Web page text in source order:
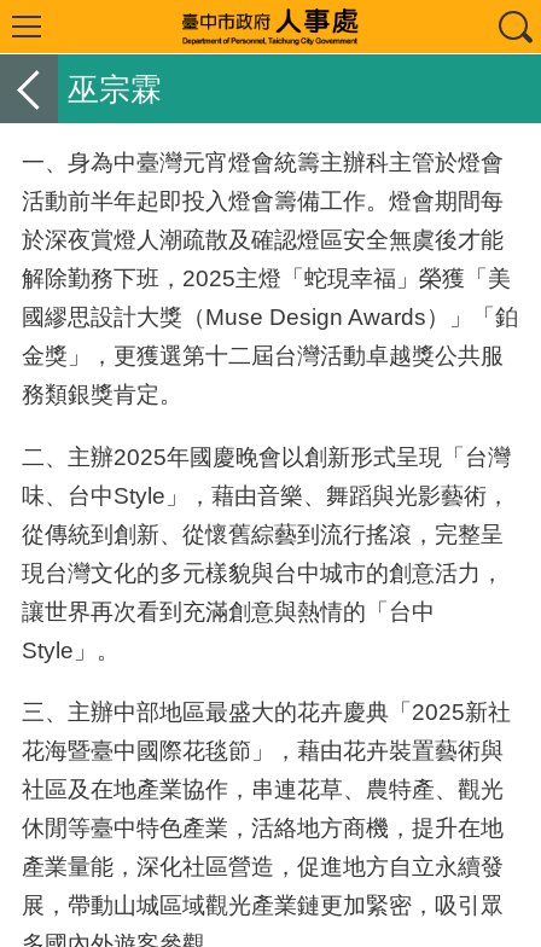
巫宗霖
一、身為中臺灣元宵燈會統籌主辦科主管於燈會
活動前半年起即投入燈會籌備工作。燈會期間每
於深夜賞燈人潮疏散及確認燈區安全無虞後才能
解除勤務下班，2025主燈「蛇現幸福」榮獲「美
國繆思設計大獎（Muse Design Awards）」「鉑
金獎」，更獲選第十二屆台灣活動卓越獎公共服
務類銀獎肯定。
二、主辦2025年國慶晚會以創新形式呈現「台灣
味、台中Style」，藉由音樂、舞蹈與光影藝術，
從傳統到創新、從懷舊綜藝到流行搖滾，完整呈
現台灣文化的多元樣貌與台中城市的創意活力，
讓世界再次看到充滿創意與熱情的「台中
Style」。
三、主辦中部地區最盛大的花卉慶典「2025新社
花海暨臺中國際花毯節」，藉由花卉裝置藝術與
社區及在地產業協作，串連花草、農特產、觀光
休閒等臺中特色產業，活絡地方商機，提升在地
產業量能，深化社區營造，促進地方自立永續發
展，帶動山城區域觀光產業鏈更加緊密，吸引眾